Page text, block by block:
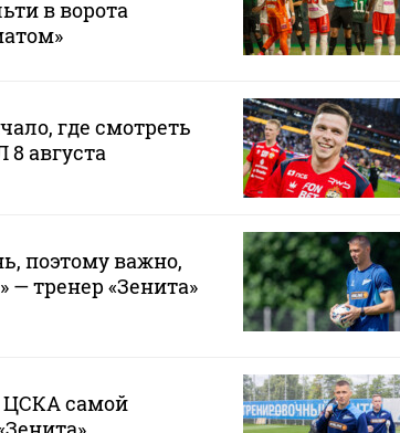
в ворота
где смотреть
8 августа
поэтому важно,
— тренер «Зенита»
ЦСКА самой